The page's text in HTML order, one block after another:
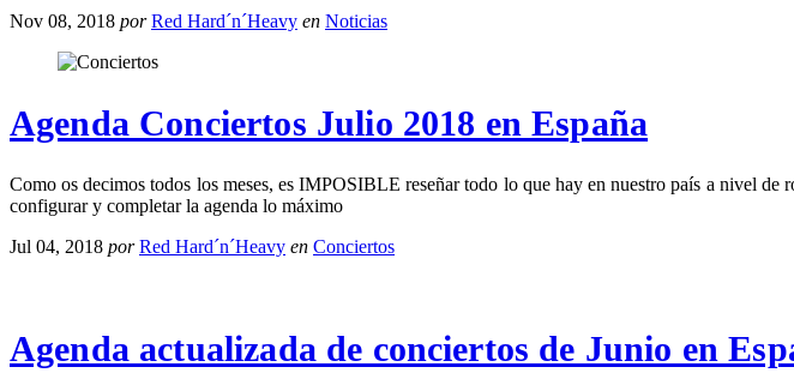
Nov 08, 2018 por Red Hard´n´Heavy en Noticias
Agenda Conciertos Julio 2018 en España
Como os decimos todos los meses, es IMPOSIBLE reseñar todo lo que hay en nuestro país a nivel
configurar y completar la agenda lo máximo
Jul 04, 2018 por Red Hard´n´Heavy en Conciertos
Agenda actualizada de conciertos de Junio en